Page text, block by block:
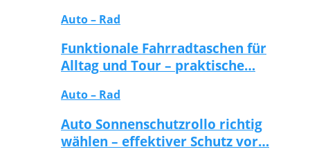
Auto – Rad
Funktionale Fahrradtaschen für
Alltag und Tour – praktische…
Auto – Rad
Auto Sonnenschutzrollo richtig
wählen – effektiver Schutz vor…